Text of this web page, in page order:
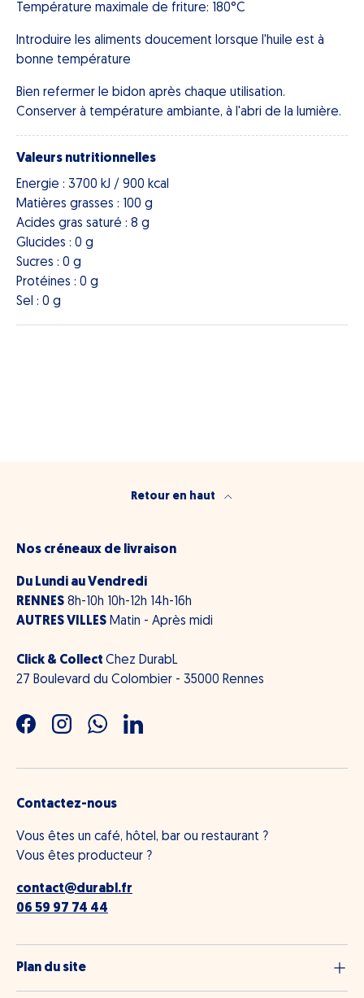
Température maximale de friture: 180°C
Introduire les aliments doucement lorsque l'huile est à
bonne température
Bien refermer le bidon après chaque utilisation.
Conserver à température ambiante, à l'abri de la lumière.
Valeurs nutritionnelles
Energie : 3700 kJ / 900 kcal
Matières grasses : 100 g
Acides gras saturé : 8 g
Glucides : 0 g
Sucres : 0 g
Protéines : 0 g
Sel : 0 g
Retour en haut
Nos créneaux de livraison
Du Lundi au Vendredi
RENNES 8h-10h 10h-12h 14h-16h
AUTRES VILLES Matin - Après midi
Click & Collect Chez DurabL
27 Boulevard du Colombier - 35000 Rennes
FacebookInstagramWhatsAppLinkedIn
Contactez-nous
Vous êtes un café, hôtel, bar ou restaurant ?
Vous êtes producteur ?
contact@durabl.fr
06 59 97 74 44
Plan du site